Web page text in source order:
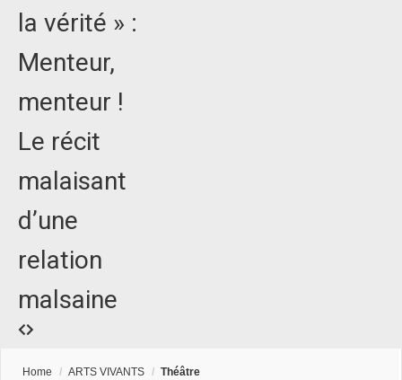
la vérité » :
Menteur,
menteur !
Le récit
malaisant
d’une
relation
malsaine
Home / ARTS VIVANTS / Théâtre